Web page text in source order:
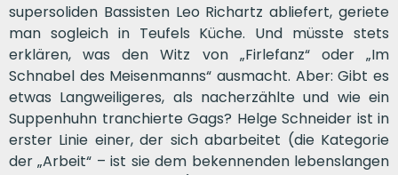
supersoliden Bassisten Leo Richartz abliefert, geriete
man sogleich in Teufels Küche. Und müsste stets
erklären, was den Witz von „Firlefanz“ oder „Im
Schnabel des Meisenmanns“ ausmacht. Aber: Gibt es
etwas Langweiligeres, als nacherzählte und wie ein
Suppenhuhn tranchierte Gags? Helge Schneider ist in
erster Linie einer, der sich abarbeitet (die Kategorie
der „Arbeit“ – ist sie dem bekennenden lebenslangen